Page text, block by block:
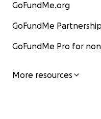
GoFundMe.org
GoFundMe
GoFundMe Pro for
More resources